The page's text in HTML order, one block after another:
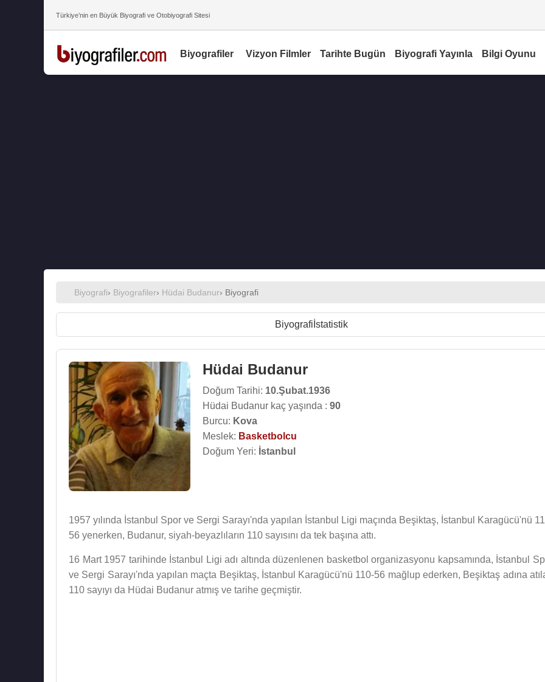
Türkiye’nin en Büyük Biyografi ve Otobiyografi Sitesi
Biyografiler Vizyon Filmler Tarihte Bugün Biyografi Yayınla Bilgi Oyunu
Biyografi› Biyografiler› Hüdai Budanur› Biyografi
Biyografi İstatistik
Hüdai Budanur
Doğum Tarihi: 10.Şubat.1936
Hüdai Budanur kaç yaşında : 90
Burcu: Kova
Meslek: Basketbolcu
Doğum Yeri: İstanbul
1957 yılında İstanbul Spor ve Sergi Sarayı'nda yapılan İstanbul Ligi maçında Beşiktaş, İstanbul Karagücü'nü
56 yenerken, Budanur, siyah-beyazlıların 110 sayısını da tek başına attı.
16 Mart 1957 tarihinde İstanbul Ligi adı altında düzenlenen basketbol organizasyonu kapsamında, İstanbul
ve Sergi Sarayı'nda yapılan maçta Beşiktaş, İstanbul Karagücü'nü 110-56 mağlup ederken, Beşiktaş adına
110 sayıyı da Hüdai Budanur atmış ve tarihe geçmiştir.